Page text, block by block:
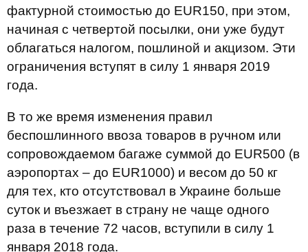
фактурной стоимостью до EUR150, при этом,
начиная с четвертой посылки, они уже будут
облагаться налогом, пошлиной и акцизом. Эти
ограничения вступят в силу 1 января 2019
года.
В то же время изменения правил
беспошлинного ввоза товаров в ручном или
сопровождаемом багаже суммой до EUR500 (в
аэропортах – до EUR1000) и весом до 50 кг
для тех, кто отсутствовал в Украине больше
суток и въезжает в страну не чаще одного
раза в течение 72 часов, вступили в силу 1
января 2018 года.